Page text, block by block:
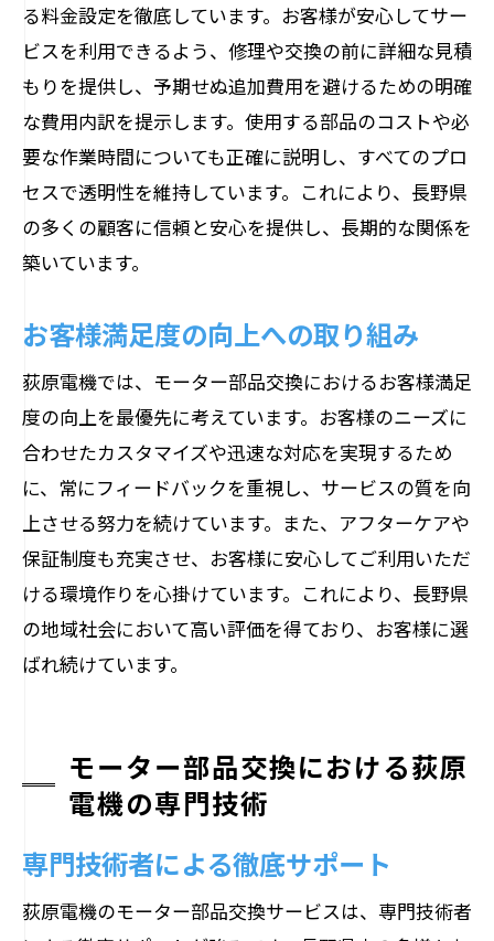
る料金設定を徹底しています。お客様が安心してサー
ビスを利用できるよう、修理や交換の前に詳細な見積
もりを提供し、予期せぬ追加費用を避けるための明確
な費用内訳を提示します。使用する部品のコストや必
要な作業時間についても正確に説明し、すべてのプロ
セスで透明性を維持しています。これにより、長野県
の多くの顧客に信頼と安心を提供し、長期的な関係を
築いています。
お客様満足度の向上への取り組み
荻原電機では、モーター部品交換におけるお客様満足
度の向上を最優先に考えています。お客様のニーズに
合わせたカスタマイズや迅速な対応を実現するため
に、常にフィードバックを重視し、サービスの質を向
上させる努力を続けています。また、アフターケアや
保証制度も充実させ、お客様に安心してご利用いただ
ける環境作りを心掛けています。これにより、長野県
の地域社会において高い評価を得ており、お客様に選
ばれ続けています。
モーター部品交換における荻原
電機の専門技術
専門技術者による徹底サポート
荻原電機のモーター部品交換サービスは、専門技術者